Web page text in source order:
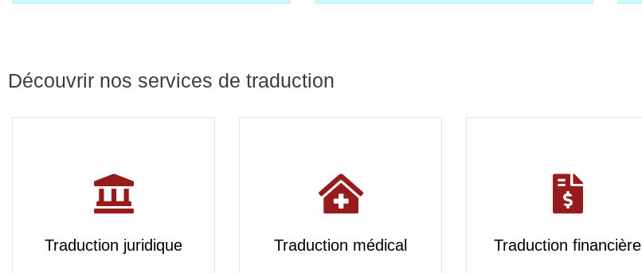
Découvrir nos services de traduction
Traduction juridique Traduction médical Traduction financière